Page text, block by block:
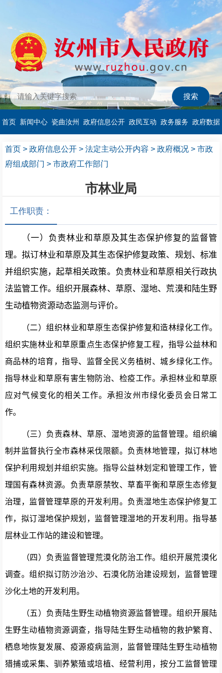
首页 新闻中心 瓷曲汝州 政府信息公开 政民互动 政务服务 政府数据
首页 > 政府信息公开 > 法定主动公开内容 > 政府概况 > 市政
府组成部门 > 市政府工作部门
市林业局
工作职责：
（一）负责林业和草原及其生态保护修复的监督管
理。拟订林业和草原及其生态保护修复政策、规划、标准
并组织实施，起草相关政策。负责林业和草原相关行政执
法监管工作。组织开展森林、草原、湿地、荒漠和陆生野
生动植物资源动态监测与评价。
（二）组织林业和草原生态保护修复和造林绿化工作。
组织实施林业和草原重点生态保护修复工程，指导公益林和
商品林的培育，指导、监督全民义务植树、城乡绿化工作。
指导林业和草原有害生物防治、检疫工作。承担林业和草原
应对气候变化的相关工作。承担 汝州 市绿化委员会日常工
作。
（三）负责森林、草原、湿地资源的监督管理。组织编
制并监督执行全市森林采伐限额。负责林地管理，拟订林地
保护利用规划并组织实施。指导公益林划定和管理工作，管
理国有森林资源。负责草原禁牧、草畜平衡和草原生态修复
治理，监督管理草原的开发利用。负责湿地生态保护修复工
作，拟订湿地保护规划，监督管理湿地的开发利用。指导基
层林业工作站的建设和管理。
（四）负责监督管理荒漠化防治工作。组织开展荒漠化
调查。组织拟订防沙治沙、石漠化防治建设规划，监督管理
沙化土地的开发利用。
（五）负责陆生野生动植物资源监督管理。组织开展陆
生野生动植物资源调查，指导陆生野生动植物的救护繁育、
栖息地恢复发展、疫源疫病监测，监督管理陆生野生动植物
猎捕或采集、驯养繁殖或培植、经营利用，按分工监督管理